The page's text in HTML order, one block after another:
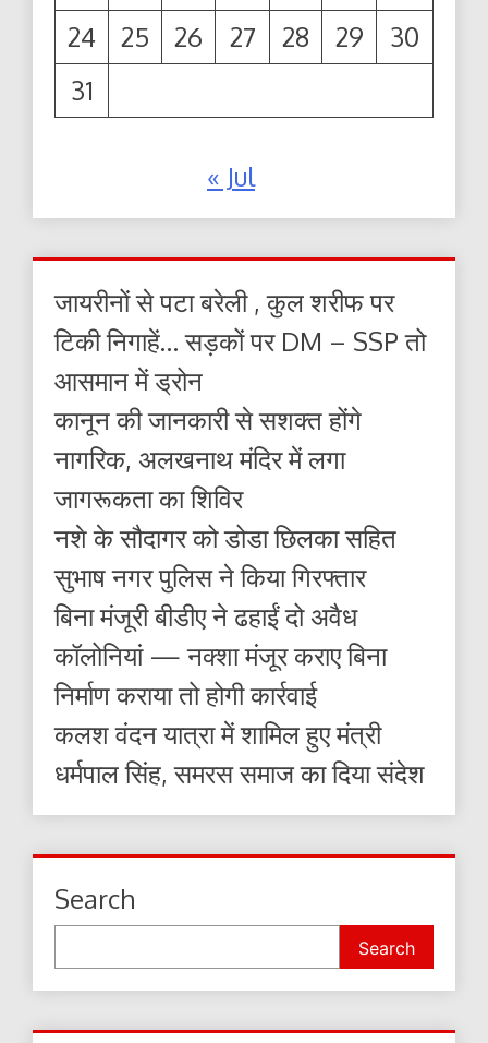
24 25 26 27 28 29
30
31
« Jul
जायरीनों से पटा बरेली , कुल शरीफ पर
टिकी निगाहें… सड़कों पर DM – SSP तो
आसमान में ड्रोन
कानून की जानकारी से सशक्त होंगे
नागरिक, अलखनाथ मंदिर में लगा
जागरूकता का शिविर
नशे के सौदागर को डोडा छिलका सहित
सुभाष नगर पुलिस ने किया गिरफ्तार
बिना मंजूरी बीडीए ने ढहाईं दो अवैध
कॉलोनियां — नक्शा मंजूर कराए बिना
निर्माण कराया तो होगी कार्रवाई
कलश वंदन यात्रा में शामिल हुए मंत्री
धर्मपाल सिंह, समरस समाज का दिया संदेश
Search
Search